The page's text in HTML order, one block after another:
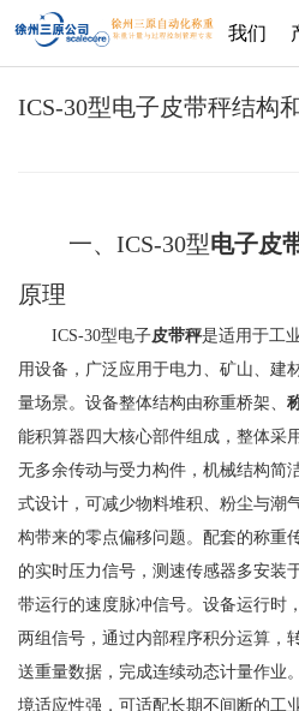
我们
ICS-30型电子皮带秤结构
一、ICS-30型电子皮
原理
ICS-30型电子皮带秤是适用于工
用设备，广泛应用于电力、矿山、建
量场景。设备整体结构由称重桥架、
能积算器四大核心部件组成，整体采
无多余传动与受力构件，机械结构简
式设计，可减少物料堆积、粉尘与潮
构带来的零点偏移问题。配套的称重
的实时压力信号，测速传感器多安装
带运行的速度脉冲信号。设备运行时
两组信号，通过内部程序积分运算，
送重量数据，完成连续动态计量作业
境适应性强，可适配长期不间断的工